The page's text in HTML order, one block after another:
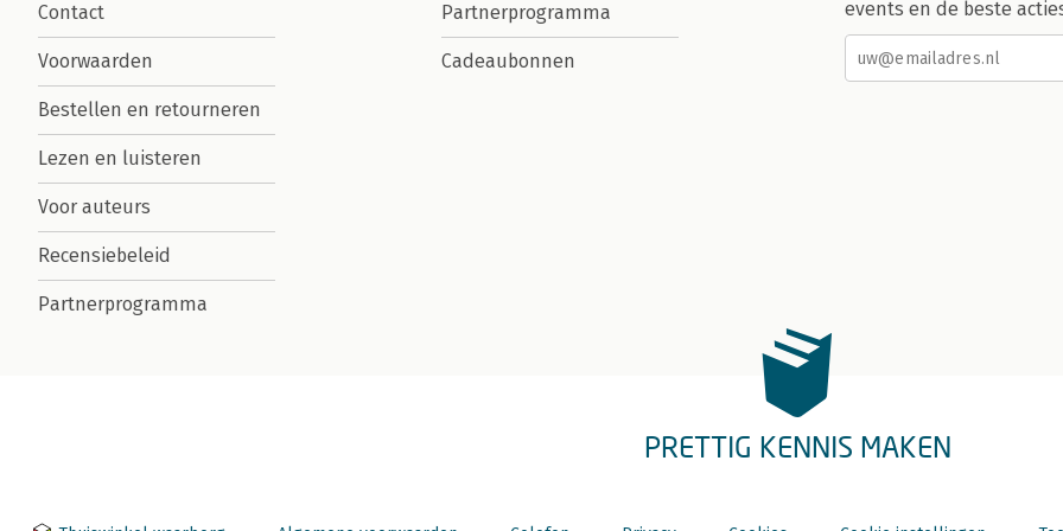
Contact
Voorwaarden
Bestellen en retourneren
Lezen en luisteren
Voor auteurs
Recensiebeleid
Partnerprogramma
Partnerprogramma
Cadeaubonnen
events en de beste
PRETTIG KENNIS MAKEN